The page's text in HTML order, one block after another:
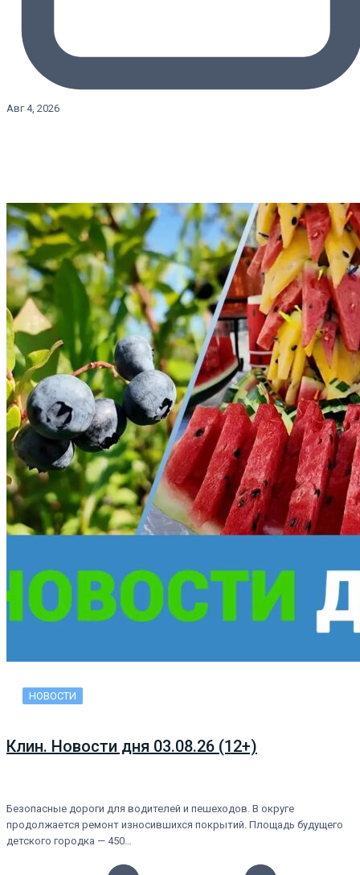
Авг 4, 2026
НОВОСТИ
Клин. Новости дня 03.08.26 (12+)
Безопасные дороги для водителей и пешеходов. В округе
продолжается ремонт износившихся покрытий. Площадь будущего
детского городка — 450…